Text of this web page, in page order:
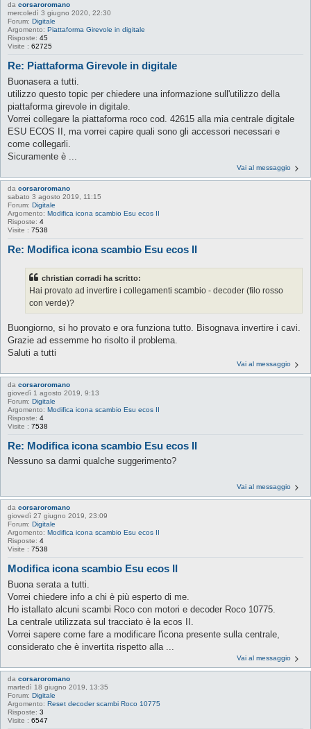
da corsaroromano
mercoledì 3 giugno 2020, 22:30
Forum: Digitale
Argomento: Piattaforma Girevole in digitale
Risposte: 45
Visite : 62725
Re: Piattaforma Girevole in digitale
Buonasera a tutti.
utilizzo questo topic per chiedere una informazione sull'utilizzo della
piattaforma girevole in digitale.
Vorrei collegare la piattaforma roco cod. 42615 alla mia centrale digitale
ESU ECOS II, ma vorrei capire quali sono gli accessori necessari e
come collegarli.
Sicuramente è ...
Vai al messaggio
da corsaroromano
sabato 3 agosto 2019, 11:15
Forum: Digitale
Argomento: Modifica icona scambio Esu ecos II
Risposte: 4
Visite : 7538
Re: Modifica icona scambio Esu ecos II
christian corradi ha scritto:
Hai provato ad invertire i collegamenti scambio - decoder (filo rosso
con verde)?
Buongiorno, si ho provato e ora funziona tutto. Bisognava invertire i cavi.
Grazie ad essemme ho risolto il problema.
Saluti a tutti
Vai al messaggio
da corsaroromano
giovedì 1 agosto 2019, 9:13
Forum: Digitale
Argomento: Modifica icona scambio Esu ecos II
Risposte: 4
Visite : 7538
Re: Modifica icona scambio Esu ecos II
Nessuno sa darmi qualche suggerimento?
Vai al messaggio
da corsaroromano
giovedì 27 giugno 2019, 23:09
Forum: Digitale
Argomento: Modifica icona scambio Esu ecos II
Risposte: 4
Visite : 7538
Modifica icona scambio Esu ecos II
Buona serata a tutti.
Vorrei chiedere info a chi è più esperto di me.
Ho istallato alcuni scambi Roco con motori e decoder Roco 10775.
La centrale utilizzata sul tracciato è la ecos II.
Vorrei sapere come fare a modificare l'icona presente sulla centrale,
considerato che è invertita rispetto alla ...
Vai al messaggio
da corsaroromano
martedì 18 giugno 2019, 13:35
Forum: Digitale
Argomento: Reset decoder scambi Roco 10775
Risposte: 3
Visite : 6547